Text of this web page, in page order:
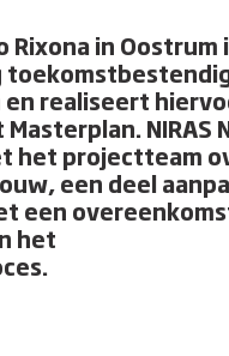
in Oostrum
realiseert
NIRAS
het projectteam
een deel
een
het